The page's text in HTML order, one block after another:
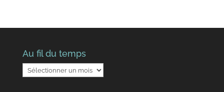
Au fil du temps
Au
fil